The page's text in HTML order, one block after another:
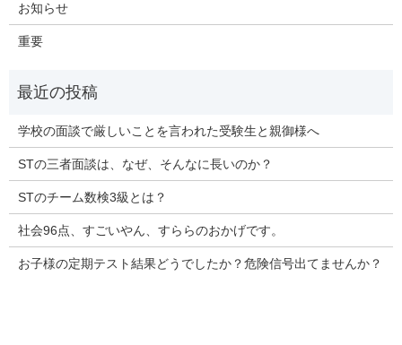
お知らせ
重要
学校の面談で厳しいことを言われた受験生と親御様へ
STの三者面談は、なぜ、そんなに長いのか？
STのチーム数検3級とは？
社会96点、すごいやん、すららのおかげです。
お子様の定期テスト結果どうでしたか？危険信号出てませんか？